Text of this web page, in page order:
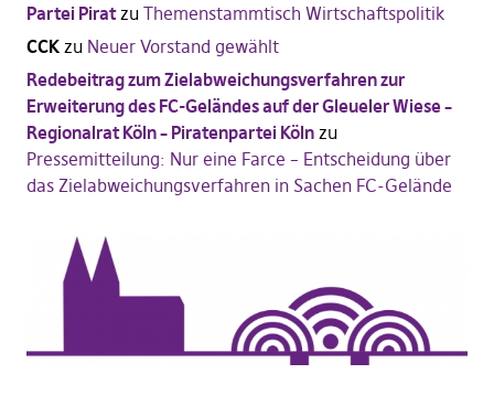
Partei Piratzu Themenstammtisch Wirtschaftspolitik
CCKzu Neuer Vorstand gewählt
Redebeitrag zum Zielabweichungsverfahren zur
Erweiterung des FC-Geländes auf der Gleueler Wiese –
Regionalrat Köln – Piratenpartei Kölnzu
Pressemitteilung: Nur eine Farce – Entscheidung über
das Zielabweichungsverfahren in Sachen FC-Gelände